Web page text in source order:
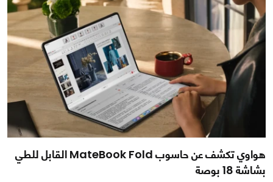
هواوي تكشف عن حاسوب MateBook Fold القابل للطي
بشاشة 18 بوصة